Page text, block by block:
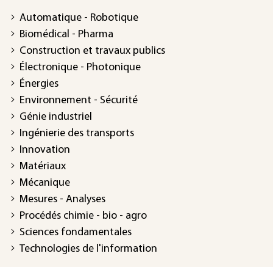
Automatique - Robotique
Biomédical - Pharma
Construction et travaux publics
Électronique - Photonique
Énergies
Environnement - Sécurité
Génie industriel
Ingénierie des transports
Innovation
Matériaux
Mécanique
Mesures - Analyses
Procédés chimie - bio - agro
Sciences fondamentales
Technologies de l'information